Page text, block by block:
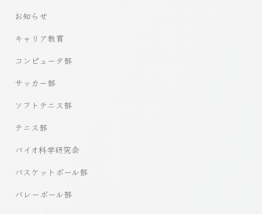
お知らせ
キャリア教育
コンピュータ部
サッカー部
ソフトテニス部
テニス部
バイオ科学研究会
バスケットボール部
バレーボール部